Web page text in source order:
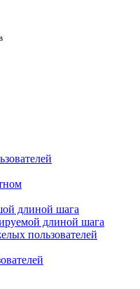
длиной шага
длиной шага
пользователей